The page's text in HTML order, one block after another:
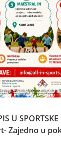
U
Zajedno u